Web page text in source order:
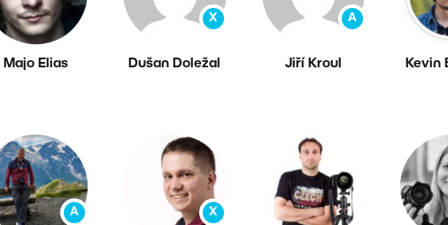
Majo Elias
X
Dušan Doležal
A
Jiří Kroul Kevin
A X